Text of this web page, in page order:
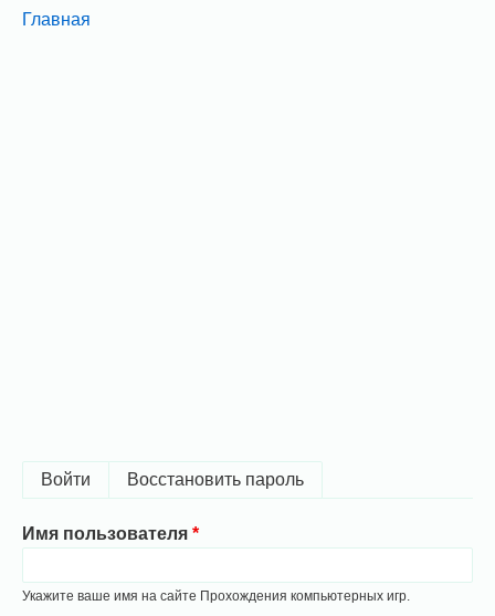
Breadcrumbs
You
Главная
Главные
вкладки
Войти (активная вкладка)
Восстановить пароль
Имя пользователя
Укажите ваше имя на сайте Прохождения компьютерных игр.